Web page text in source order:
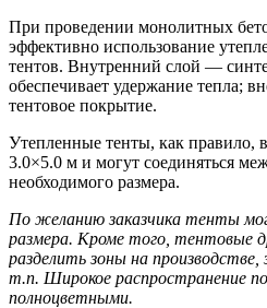
При проведении монолитных
эффективно использование
тентов. Внутренний слой —
обеспечивает удержание тепла;
тентовое покрытие.
Утепленные тенты, как правило,
3.0×5.0 м и могут соединяться
необходимого размера.
По желанию заказчика тенты
размера. Кроме того, тентовые
разделить зоны на
т.п. Широкое распространение
полноцветными.